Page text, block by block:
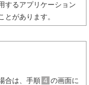
するアプリケーション
があります。
合は、手順 4 の画面に